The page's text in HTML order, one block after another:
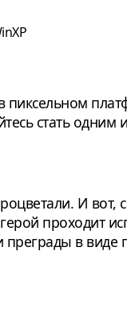
пиксельном
стать одним
И вот,
проходит
в виде